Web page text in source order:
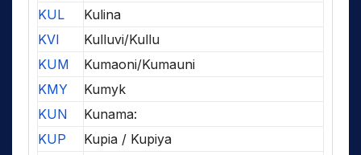
KUL
Kulina
KVI
Kulluvi/Kullu
KUM
Kumaoni/Kumauni
KMY
Kumyk
KUN
Kunama:
KUP
Kupia / Kupiya